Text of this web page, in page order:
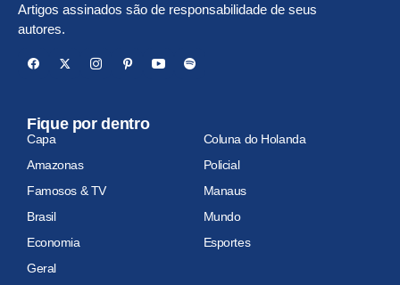
Artigos assinados são de responsabilidade de seus
autores.
Fique por dentro
Capa
Coluna do Holanda
Amazonas
Policial
Famosos & TV
Manaus
Brasil
Mundo
Economia
Esportes
Geral